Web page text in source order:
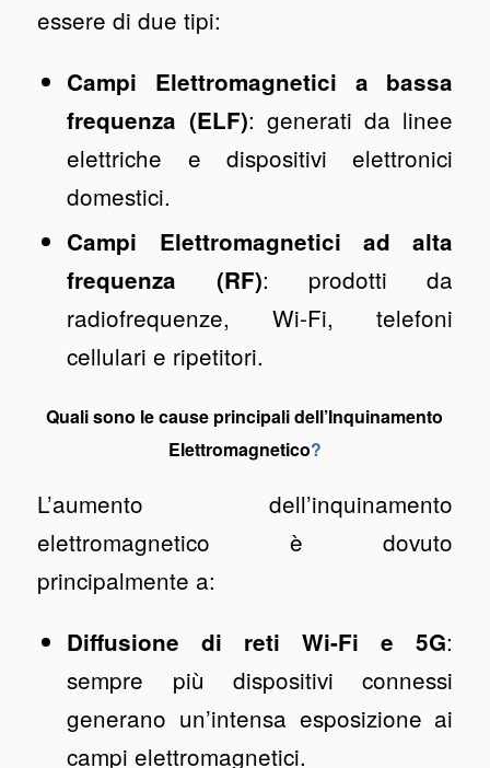
essere di due tipi:
Campi Elettromagnetici a bassa
frequenza (ELF): generati da linee
elettriche e dispositivi elettronici
domestici.
Campi Elettromagnetici ad alta
frequenza (RF): prodotti da
radiofrequenze, Wi-Fi, telefoni
cellulari e ripetitori.
Quali sono le cause principali dell’Inquinamento
Elettromagnetico?
L’aumento dell’inquinamento
elettromagnetico è dovuto
principalmente a:
Diffusione di reti Wi-Fi e 5G:
sempre più dispositivi connessi
generano un’intensa esposizione ai
campi elettromagnetici.